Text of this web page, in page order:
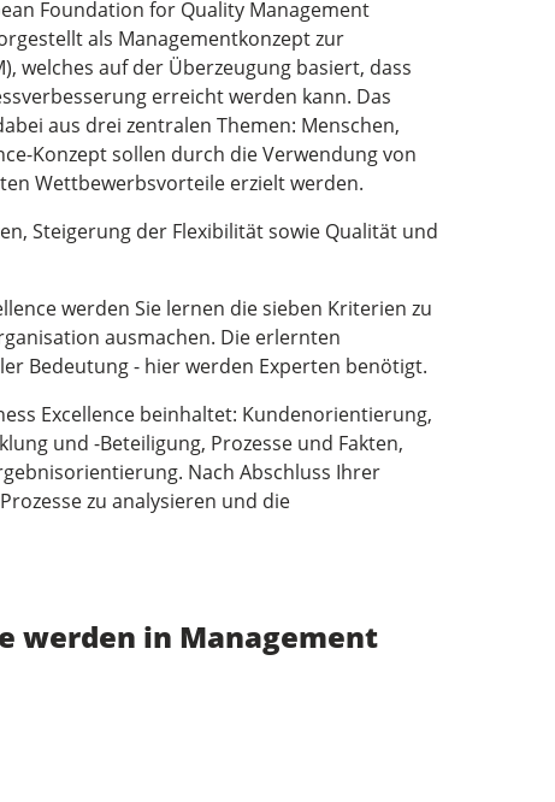
Foundation for Quality Management
als Managementkonzept zur
welches auf der Überzeugung basiert, dass
erreicht werden kann. Das
aus drei zentralen Themen: Menschen,
Konzept sollen durch die Verwendung von
Wettbewerbsvorteile erzielt werden.
Steigerung der Flexibilität sowie Qualität und
werden Sie lernen die sieben Kriterien zu
ausmachen. Die erlernten
Bedeutung - hier werden Experten benötigt.
Excellence beinhaltet: Kundenorientierung,
und -Beteiligung, Prozesse und Fakten,
Nach Abschluss Ihrer
zu analysieren und die
werden in Management